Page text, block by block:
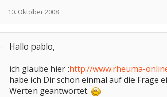
10. Oktober 2008
Hallo pablo,
ich glaube hier :http://www.rheuma-
habe ich Dir schon einmal auf die
Werten geantwortet.